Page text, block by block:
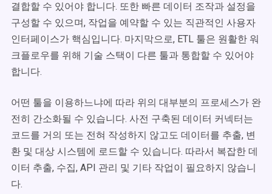
결합할 수 있어야 합니다. 또한 빠른 데이터 조작과 설정을
구성할 수 있으며, 작업을 예약할 수 있는 직관적인 사용자
인터페이스가 핵심입니다. 마지막으로, ETL 툴은 원활한 워
크플로우를 위해 기술 스택이 다른 툴과 통합할 수 있어야
합니다.
어떤 툴을 이용하느냐에 따라 위의 대부분의 프로세스가 완
전히 간소화될 수 있습니다. 사전 구축된 데이터 커넥터는
코드를 거의 또는 전혀 작성하지 않고도 데이터를 추출, 변
환 및 대상 시스템에 로드할 수 있습니다. 따라서 복잡한 데
이터 추출, 수집, API 관리 및 기타 작업이 필요하지 않습니
다.